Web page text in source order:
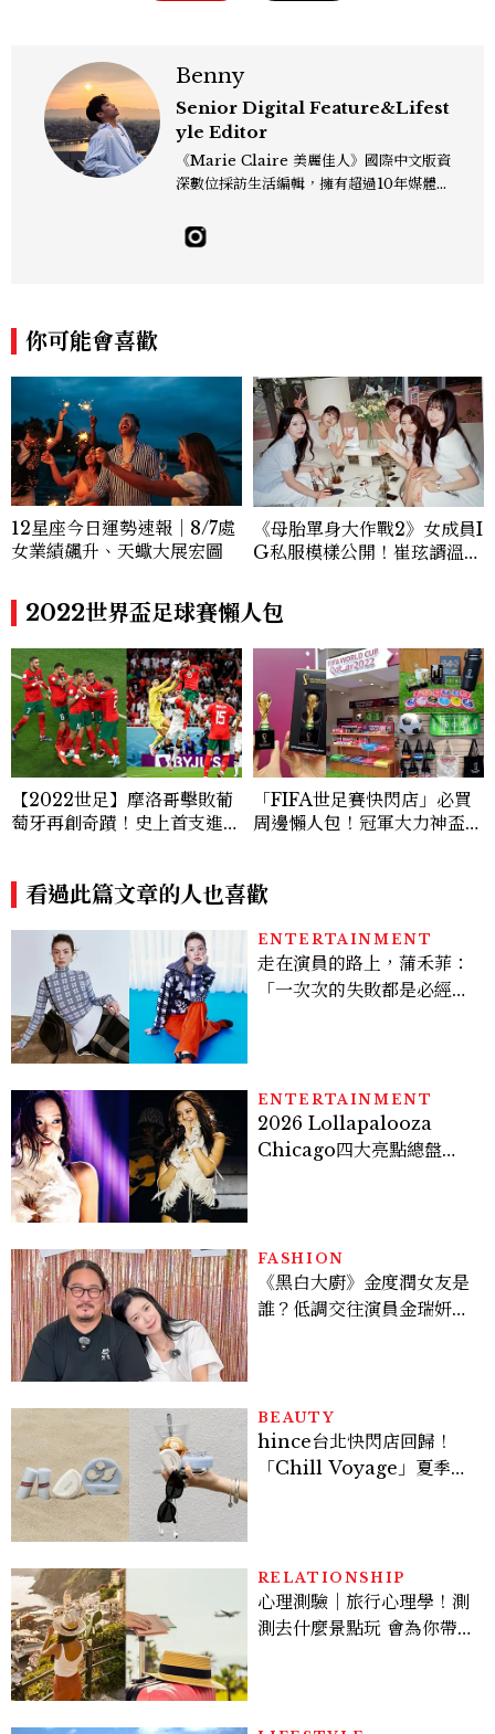
Benny
Senior Digital Feature&Lifest
yle Editor
《Marie Claire 美麗佳人》國際中文版資
深數位採訪生活編輯，擁有超過10年媒體與
飯店、奢華旅宿、旅遊景點、航空等領域，
另涉獵3C家電、居家生活範疇，具備實測
pella、Mandarin Oriental、JOAL
I、Raffles、Banyan Tree、IHG、Ma
rriott等頂級飯店集團。 策劃並執行超過7
0篇深度專題「MC開房間」、260 篇以上
「玩咖懶人包」盤點類文章，致力用專業視
角提供讀者最新話題、兼具風格與實用的高
品質生活旅遊靈感內容。 Contact：ben
ny_yang@mctw.com.tw
你可能會喜歡
12星座今日運勢速報｜8/7處
女業績飆升、天蠍大展宏圖
《母胎單身大作戰2》女成員I
G私服模樣公開！崔玹諝溫柔
低調千金？
2022世界盃足球賽懶人包
【2022世足】摩洛哥擊敗葡
萄牙再創奇蹟！史上首支進前
「FIFA世足賽快閃店」必買
周邊懶人包！冠軍大力神盃也
看過此篇文章的人也喜歡
ENTERTAINMENT
走在演員的路上，蒲禾菲：
「一次次的失敗都是必經過
ENTERTAINMENT
2026 Lollapalooza
Chicago四大亮點總盤
FASHION
《黑白大廚》金度潤女友是
誰？低調交往演員金瑞妍、
BEAUTY
hince台北快閃店回歸！
「Chill Voyage」夏季限
RELATIONSHIP
心理測驗｜旅行心理學！測
測去什麼景點玩 會為你帶來